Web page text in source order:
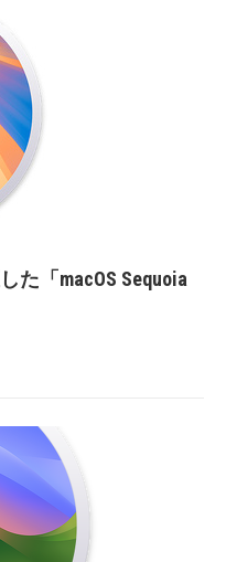
た「macOS Sequoia